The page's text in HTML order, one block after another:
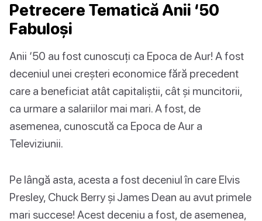
Petrecere Tematică Anii ‘50
Fabuloși
Anii ‘50 au fost cunoscuți ca Epoca de Aur! A fost
deceniul unei creșteri economice fără precedent
care a beneficiat atât capitaliștii, cât și muncitorii,
ca urmare a salariilor mai mari. A fost, de
asemenea, cunoscută ca Epoca de Aur a
Televiziunii.
Pe lângă asta, acesta a fost deceniul în care Elvis
Presley, Chuck Berry și James Dean au avut primele
mari succese! Acest deceniu a fost, de asemenea,